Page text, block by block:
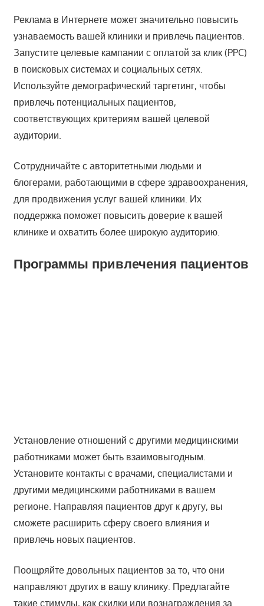
Реклама в Интернете может значительно повысить
узнаваемость вашей клиники и привлечь пациентов.
Запустите целевые кампании с оплатой за клик (PPC)
в поисковых системах и социальных сетях.
Используйте демографический таргетинг, чтобы
привлечь потенциальных пациентов,
соответствующих критериям вашей целевой
аудитории.
Сотрудничайте с авторитетными людьми и
блогерами, работающими в сфере здравоохранения,
для продвижения услуг вашей клиники. Их
поддержка поможет повысить доверие к вашей
клинике и охватить более широкую аудиторию.
Программы привлечения пациентов
Установление отношений с другими медицинскими
работниками может быть взаимовыгодным.
Установите контакты с врачами, специалистами и
другими медицинскими работниками в вашем
регионе. Направляя пациентов друг к другу, вы
сможете расширить сферу своего влияния и
привлечь новых пациентов.
Поощряйте довольных пациентов за то, что они
направляют других в вашу клинику. Предлагайте
такие стимулы, как скидки или вознаграждения за